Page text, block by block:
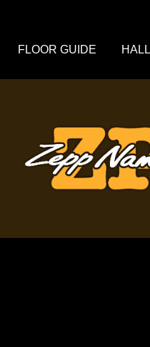
FLOOR GUIDE